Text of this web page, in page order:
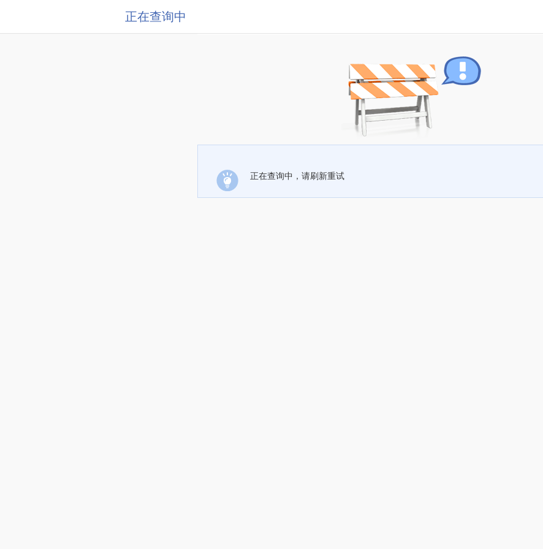
正在查询中
正在查询中，请刷新重试